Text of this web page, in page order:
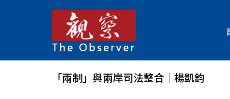
「兩制」與兩岸司法整合│楊凱鈞